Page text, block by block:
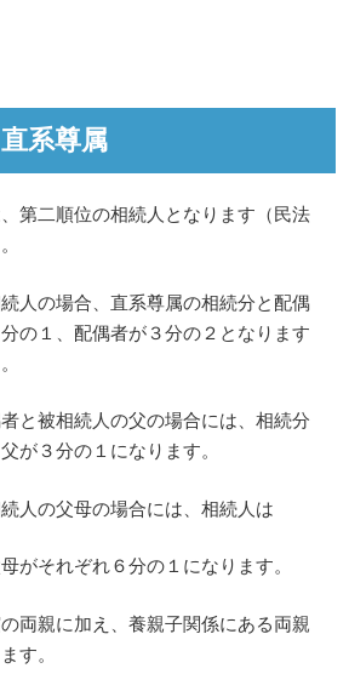
系尊属
第二順位の相続人となります（民法
人の場合、直系尊属の相続分と配偶
の１、配偶者が３分の２となります
と被相続人の父の場合には、相続分
が３分の１になります。
人の父母の場合には、相続人は
がそれぞれ６分の１になります。
両親に加え、養親子関係にある両親
す。